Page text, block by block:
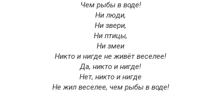
Чем рыбы в воде!
Ни люди,
Ни звери,
Ни птицы,
Ни змеи
Никто и нигде не живёт веселее!
Да, никто и нигде!
Нет, никто и нигде
Не жил веселее, чем рыбы в воде!